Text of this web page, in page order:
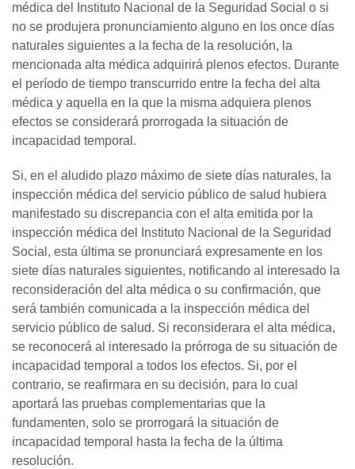
médica del Instituto Nacional de la Seguridad Social o si
no se produjera pronunciamiento alguno en los once días
naturales siguientes a la fecha de la resolución, la
mencionada alta médica adquirirá plenos efectos. Durante
el período de tiempo transcurrido entre la fecha del alta
médica y aquella en la que la misma adquiera plenos
efectos se considerará prorrogada la situación de
incapacidad temporal.
Si, en el aludido plazo máximo de siete días naturales, la
inspección médica del servicio público de salud hubiera
manifestado su discrepancia con el alta emitida por la
inspección médica del Instituto Nacional de la Seguridad
Social, esta última se pronunciará expresamente en los
siete días naturales siguientes, notificando al interesado la
reconsideración del alta médica o su confirmación, que
será también comunicada a la inspección médica del
servicio público de salud. Si reconsiderara el alta médica,
se reconocerá al interesado la prórroga de su situación de
incapacidad temporal a todos los efectos. Si, por el
contrario, se reafirmara en su decisión, para lo cual
aportará las pruebas complementarias que la
fundamenten, solo se prorrogará la situación de
incapacidad temporal hasta la fecha de la última
resolución.